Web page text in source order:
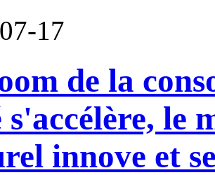
17
de la
s'accélère, le
innove et